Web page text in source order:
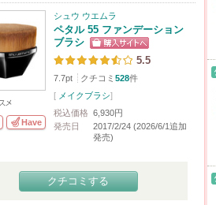
Have
シュウ ウエムラ
ペタル 55 ファンデーション
ブラシ
5.5
7.7pt クチコミ 528件
[ メイクブラシ]
税込価格 6,930円
発売日
2017/2/24 (2026/6/1追加
発売)
クチコミする